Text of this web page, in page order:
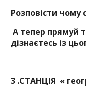
Розповісти
А тепер прямуй
дізнаєтесь із
3 .СТАНЦІЯ «